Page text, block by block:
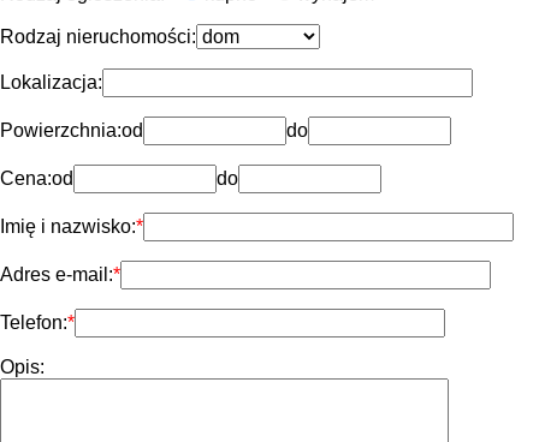
Rodzaj nieruchomości:
Lokalizacja:
Powierzchnia:od do
Cena:od do
Imię i nazwisko:
Adres e-mail:
Telefon:
Opis: